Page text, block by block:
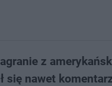
z
się nawet